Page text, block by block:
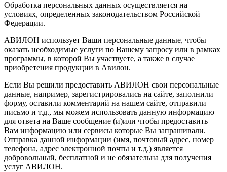
Обработка персональных данных осуществляется на
условиях, определенных законодательством Российской
Федерации.
АВИЛОН использует Ваши персональные данные, чтобы
оказать необходимые услуги по Вашему запросу или в рамках
программы, в которой Вы участвуете, а также в случае
приобретения продукции в Авилон.
Если Вы решили предоставить АВИЛОН свои персональные
данные, например, зарегистрировались на сайте, заполнили
форму, оставили комментарий на нашем сайте, отправили
письмо и т.д., мы можем использовать данную информацию
для ответа на Ваше сообщение (и)или чтобы предоставить
Вам информацию или сервисы которые Вы запрашивали.
Отправка данной информации (имя, почтовый адрес, номер
телефона, адрес электронной почты и т.д.) является
добровольный, бесплатной и не обязательна для получения
услуг АВИЛОН.